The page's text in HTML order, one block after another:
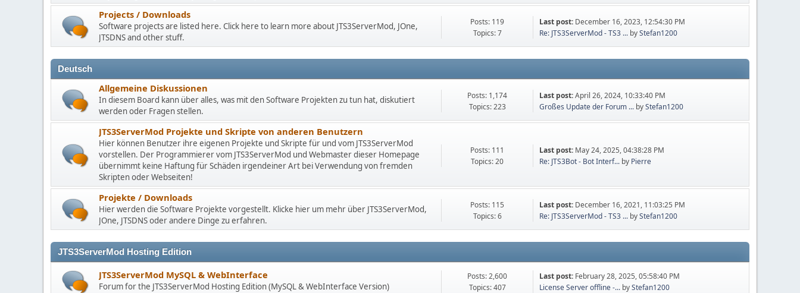
Projects / Downloads
Software projects are listed here. Click here to learn more about JTS3ServerMod, JOne,
JTSDNS and other stuff.
Posts: 119
Topics: 7
Last post: December 16, 2023, 12:54:30 PM
Re: JTS3ServerMod - TS3 ... byStefan1200
Deutsch
Allgemeine Diskussionen
In diesem Board kann über alles, was mit den Software Projekten zu tun hat, diskutiert
werden oder Fragen stellen.
Posts: 1,174
Topics: 223
Last post:April 26, 2024, 10:33:40 PM
Großes Update der Forum ... byStefan1200
JTS3ServerMod Projekte und Skripte von anderen Benutzern
Hier können Benutzer ihre eigenen Projekte und Skripte für und vom JTS3ServerMod
vorstellen. Der Programmierer vom JTS3ServerMod und Webmaster dieser Homepage
übernimmt keine Haftung für Schäden irgendeiner Art bei Verwendung von fremden
Skripten oder Webseiten!
Posts: 111
Topics: 20
Last post: May 24, 2025, 04:38:28 PM
Re: JTS3Bot - Bot Interf... by Pierre
Projekte / Downloads
Hier werden die Software Projekte vorgestellt. Klicke hier um mehr über JTS3ServerMod,
JOne, JTSDNS oder andere Dinge zu erfahren.
Posts: 115
Topics: 6
Last post: December 16, 2021, 11:03:25 PM
Re: JTS3ServerMod - TS3 ... byStefan1200
JTS3ServerMod Hosting Edition
JTS3ServerMod MySQL & WebInterface
Forum for the JTS3ServerMod Hosting Edition (MySQL & WebInterface Version)
Posts: 2,600
Topics: 407
Last post: February 28, 2025, 05:58:40 PM
License Server offline -... byStefan1200